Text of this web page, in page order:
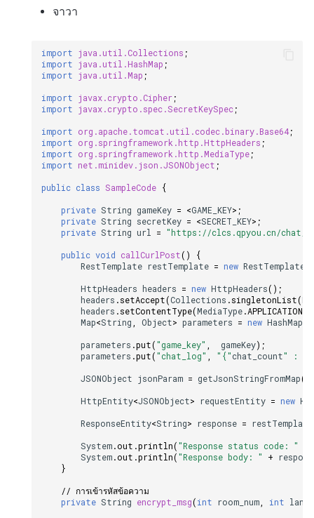
จาวา
import java.util.Collections ;
import java.util.HashMap ;
import java.util.Map ;
import javax.crypto.Cipher;
import javax.crypto.spec.SecretKeySpec ;
import org.apache.tomcat.util.codec.binary.Base64;
import org.springframework.http.HttpHeaders ;
import org.springframework.http.MediaType;
import net.minidev.json.JSONObject ;
public class SampleCode {
private String gameKey = <GAME_KEY> ;
private String secretKey = <SECRET_KEY> ;
private String url = "https://clcs.qpyou.cn/chat/
public void callCurlPost()
{
RestTemplate restTemplate = new RestTemplate
HttpHeaders headers = new HttpHeaders();
headers .setAccept(Collections .singletonList(
headers .setContentType(MediaType.
Map<String, Object> parameters = new HashMap
parameters .put("game_key" , gameKey);
parameters .put("chat_log" , "{"chat_count" : N
JSONObject jsonParam = getJsonStringFromMap(
HttpEntity<JSONObject> requestEntity = new
ResponseEntity<String> response = restTemplate
System.out .println("Response status code: "
System.out .println("Response body: " +
}
// การเข้ารหัสข้อความ
private String encrypt_msg(int room_num, int